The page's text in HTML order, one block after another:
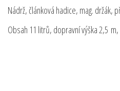
Nádrž, článková hadice, mag. držák,
Obsah 11 litrů, dopravní výška 2,5